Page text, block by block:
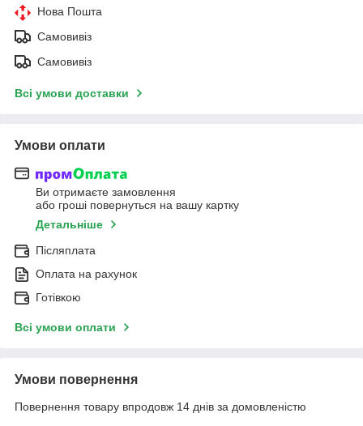
Нова Пошта
Самовивіз
Самовивіз
Всі умови доставки
Умови оплати
Ви отримаєте замовлення
або гроші повернуться на вашу картку
Детальніше
Післяплата
Оплата на рахунок
Готівкою
Всі умови оплати
Умови повернення
Повернення товару впродовж 14 днів за домовленістю